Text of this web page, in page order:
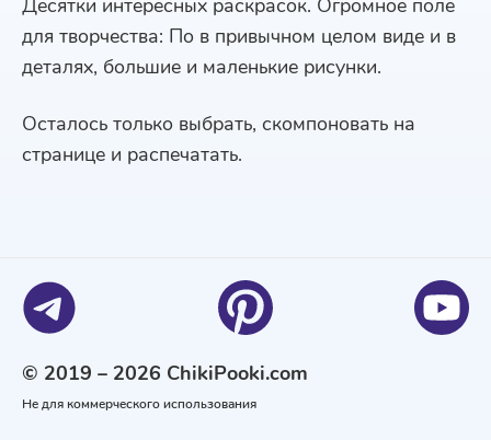
Десятки интересных раскрасок. Огромное поле
для творчества: По в привычном целом виде и в
деталях, большие и маленькие рисунки.
Осталось только выбрать, скомпоновать на
странице и распечатать.
© 2019 – 2026 ChikiPooki.com
Не для коммерческого использования